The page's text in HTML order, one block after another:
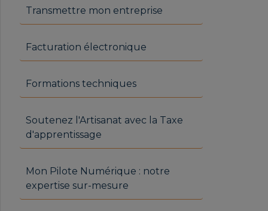
Transmettre mon entreprise
Facturation électronique
Formations techniques
Soutenez l'Artisanat avec la Taxe
d'apprentissage
Mon Pilote Numérique : notre
expertise sur-mesure